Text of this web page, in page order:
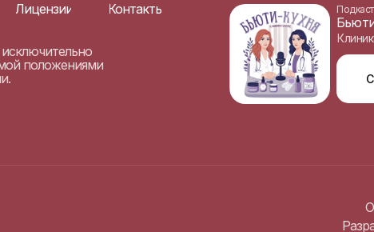
Лицензии
положениями
Контакты Подкаст